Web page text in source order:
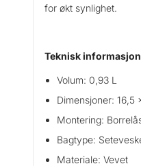
for økt synlighet.
Teknisk informasjon
Volum: 0,93 L
Dimensjoner:
Montering:
Bagtype:
Materiale: Vevet